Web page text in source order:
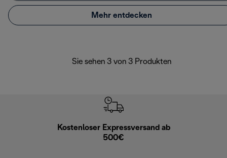
Mehr entdecken
Sie sehen 3 von 3 Produkten
Kostenloser Expressversand ab
500€